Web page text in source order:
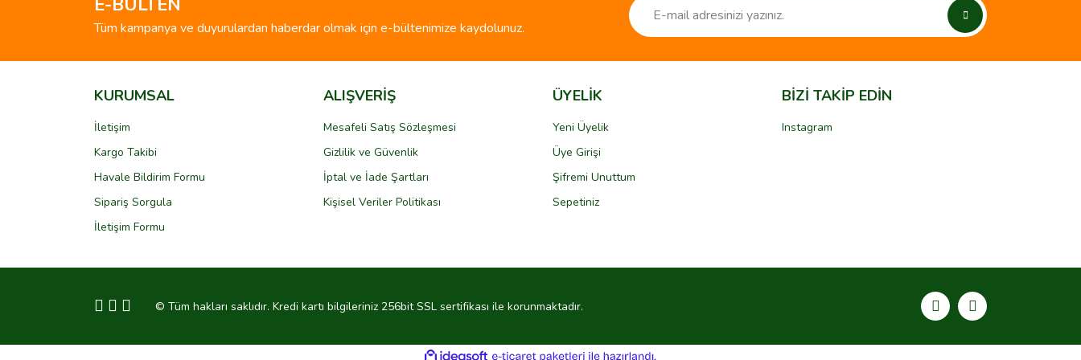
Bu ürüne benzer farklı alternatifler olmalı.
E-BÜLTEN
Tüm kampanya ve duyurulardan haberdar olmak için e-bültenimize kaydolunuz.
KURUMSAL
İletişim
Kargo Takibi
Havale Bildirim Formu
Sipariş Sorgula
İletişim Formu
ALIŞVERİŞ
Mesafeli Satış Sözleşmesi
Gizlilik ve Güvenlik
İptal ve İade Şartları
Kişisel Veriler Politikası
ÜYELİK
Yeni Üyelik
Üye Girişi
Şifremi Unuttum
Sepetiniz
BİZİ TAKİP EDİN
Instagram
© Tüm hakları saklıdır. Kredi kartı bilgileriniz 256bit SSL sertifikası ile korunmaktadır.
ideasoft e-